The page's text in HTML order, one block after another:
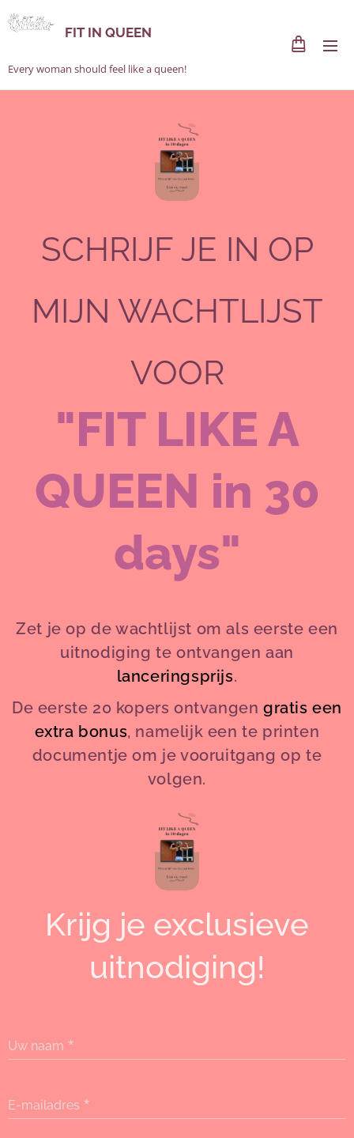
FIT IN QUEEN
Every woman should feel like a queen!
SCHRIJF JE IN OP
MIJN WACHTLIJST
VOOR
"FITLIKE A
QUEEN in 30
days"
Zet je op de wachtlijst om als eerste een
uitnodiging te ontvangen aan
lanceringsprijs.
De eerste 20 kopers ontvangen gratis een
extra bonus, namelijk een te printen
documentje om je vooruitgang op te
volgen.
Krijg je exclusieve
uitnodiging!
Uw naam
E-mailadres